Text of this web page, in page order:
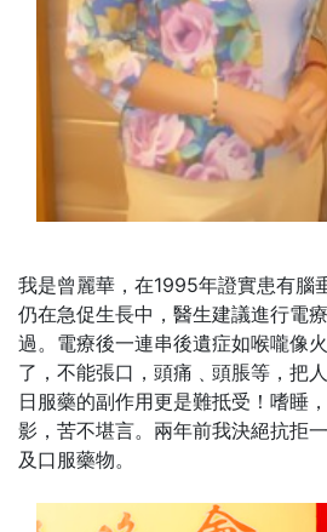
我是曾麗華，在1995年證實患有腦
仍在急促生長中，醫生建議進行電
過。電療後一連串後遺症如喉嚨像
了，不能張口，頭痛﹑頭脹等，把
日服藥的副作用更是難抵受！嗜睡
影，苦不堪言。兩年前我決絕抗拒
及口服藥物。